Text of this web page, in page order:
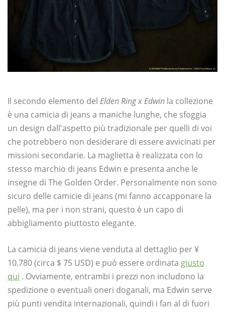
Il secondo elemento del Elden Ring x Edwin la collezione
è una camicia di jeans a maniche lunghe, che sfoggia
un design dall'aspetto più tradizionale per quelli di voi
che potrebbero non desiderare di essere avvicinati per
missioni secondarie. La maglietta è realizzata con lo
stesso marchio di jeans Edwin e presenta anche le
insegne di The Golden Order. Personalmente non sono
sicuro delle camicie di jeans (mi fanno accapponare la
pelle), ma per i non strani, questo è un capo di
abbigliamento piuttosto elegante.
La camicia di jeans viene venduta al dettaglio per ¥
10.780 (circa $ 75 USD) e può essere ordinata giusto
qui . Ovviamente, entrambi i prezzi non includono la
spedizione o eventuali oneri doganali, ma Edwin serve
più punti vendita internazionali, quindi i fan al di fuori